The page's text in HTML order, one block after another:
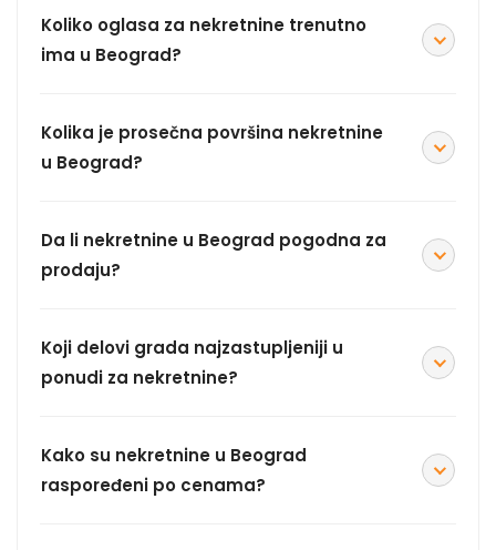
Koliko oglasa za nekretnine trenutno
ima u Beograd?
Kolika je prosečna površina nekretnine
u Beograd?
Da li nekretnine u Beograd pogodna za
prodaju?
Koji delovi grada najzastupljeniji u
ponudi za nekretnine?
Kako su nekretnine u Beograd
raspoređeni po cenama?